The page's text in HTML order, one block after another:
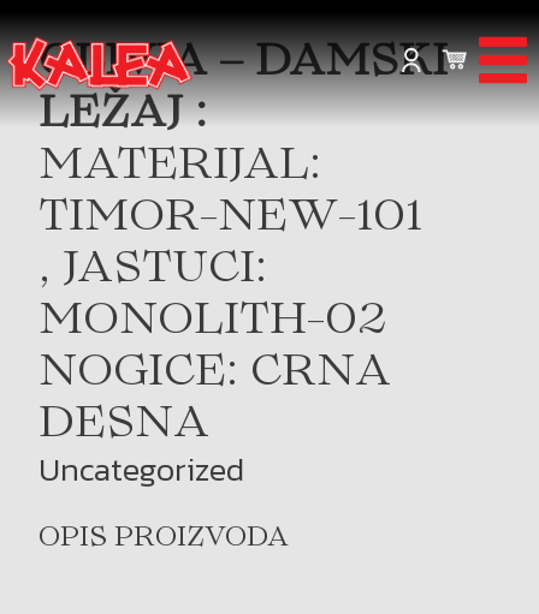
OLIVIA – DAMSKI
LEŽAJ :
MATERIJAL:
TIMOR-NEW-101
, JASTUCI:
MONOLITH-02
NOGICE: CRNA
DESNA
Uncategorized
OPIS PROIZVODA